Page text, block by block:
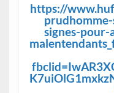
https://
signes-